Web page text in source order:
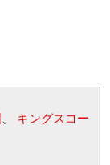
キングスコー